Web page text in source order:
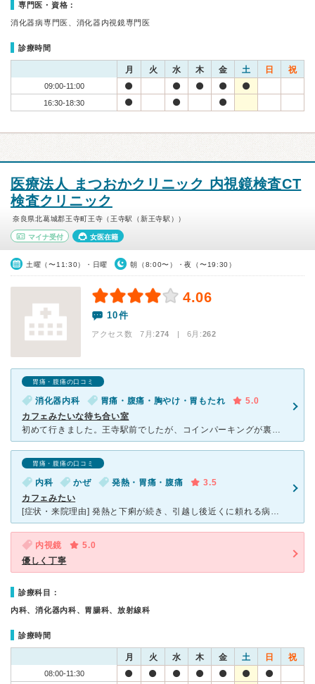
専門医・資格：
消化器病専門医、消化器内視鏡専門医
診療時間
月 火 水 木 金 土 日 祝
09:00-11:00
16:30-18:30
医療法人 まつおかクリニック 内視鏡検査CT
検査クリニック
奈良県北葛城郡王寺町王寺（王寺駅（新王寺駅））
マイナ受付 女医在籍
土曜（〜11:30）・日曜 朝（8:00〜）・夜（〜19:30）
4.06
10件
アクセス数 7月:274 | 6月:262
胃痛・腹痛の口コミ
消化器内科 胃痛・腹痛・胸やけ・胃もたれ
5.0
カフェみたいな待ち合い室
初めて行きました。王寺駅前でしたが、コインパーキングが裏手にあったので、車でも行けるところでした。 誰かの紹介でもなかったので、ドキドキしました。 クリニックはビルの3階にあって、エレベーターか階
胃痛・腹痛の口コミ
内科 かぜ 発熱・胃痛・腹痛
3.5
カフェみたい
[症状・来院理由] 発熱と下痢が続き、引越し後近くに頼れる病院を知らない為、親に勧められ近所だし新しい病院なので受診しました。 [医師の診断・治療法] 新しいからなのか？初受診とても丁寧でした。
内視鏡
5.0
優しく丁寧
診療科目：
内科、消化器内科、胃腸科、放射線科
診療時間
月 火 水 木 金 土 日 祝
08:00-11:30